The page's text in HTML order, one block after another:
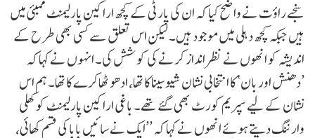
سنجے راؤت نے واضح کیا کہ ان کی پارٹی کے کچھ اراکین پارلیمنٹ ممبئی میں
ہیں جبکہ کچھ دہلی میں موجود ہیں۔ لیکن اس تعلق سے کسی بھی طرح کے
اندیشہ کو انھوں نے نظر انداز کرنے کی کوشش کی۔ انہوں نے کہا کہ
’دھنش اور بان‘ کا انتخابی نشان شیوسینا کا تھا، ادھو ٹھاکرے کا تھا۔ ہم اس
نشان کے لیے سپریم کورٹ بھی گئے تھے۔ باغی اراکین پارلیمنٹ کو کھلی
وارننگ دیتے ہوئے انھوں نے کہا کہ ’’ایک نے سائیں بابا کی قسم کھائی،